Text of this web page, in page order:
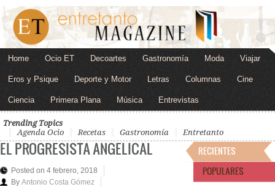
Home Ocio ET Decoartes Gastronomía Moda Viajar
Eros y Psique Deporte y Motor Letras Columnas Cine
Ciencia Primera Plana Música Entrevistas
Trending Topics
Agenda Ocio
Recetas Gastronomía Entretanto
EL PROGRESISTA ANGELICAL
Posted on 4 febrero, 2018
By Antonio Costa Gómez
RECIENTES
POPULARES